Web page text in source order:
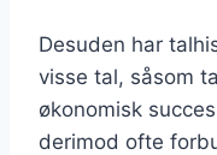
Desuden har
visse tal, såsom
økonomisk
derimod ofte